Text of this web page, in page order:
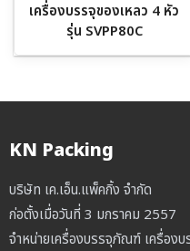
เครื่องบรรจุของเหลว 4 หัว
รุ่น SVPP80C
KN Packing
บริษัท เค.เอ็น.แพ็คกิ้ง จำกัด
ก่อตั้งเมื่อวันที่ 3 มกราคม 2557
จำหน่ายเครื่องบรรจุภัณฑ์ เครื่องบ